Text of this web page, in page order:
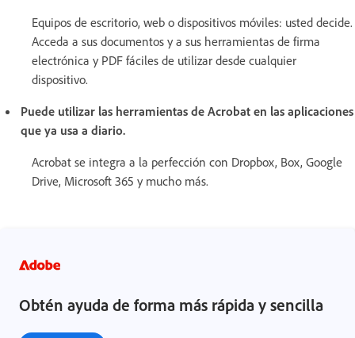
Equipos de escritorio, web o dispositivos móviles: usted decide.
Acceda a sus documentos y a sus herramientas de firma
electrónica y PDF fáciles de utilizar desde cualquier
dispositivo.
Puede utilizar las herramientas de Acrobat en las aplicaciones
que ya usa a diario.
Acrobat se integra a la perfección con Dropbox, Box, Google
Drive, Microsoft 365 y mucho más.
Obtén ayuda de forma más rápida y sencilla